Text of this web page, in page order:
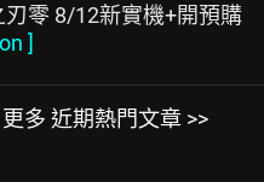
刃零 8/12新實機+開預購
]
更多 近期熱門文章 >>